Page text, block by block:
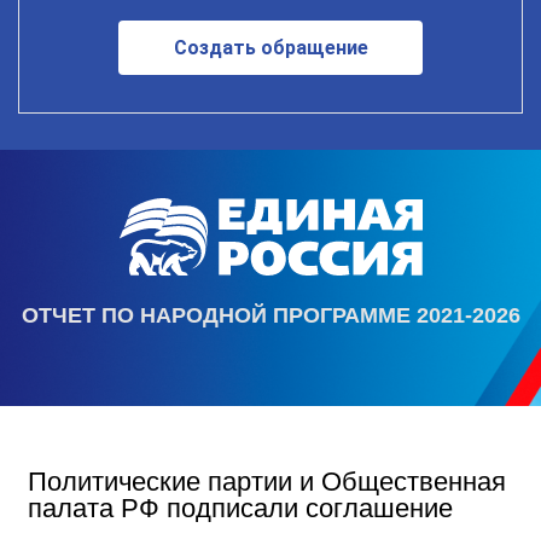
Создать обращение
ОТЧЕТ ПО НАРОДНОЙ ПРОГРАММЕ 2021-2026
Политические партии и Общественная
палата РФ подписали соглашение